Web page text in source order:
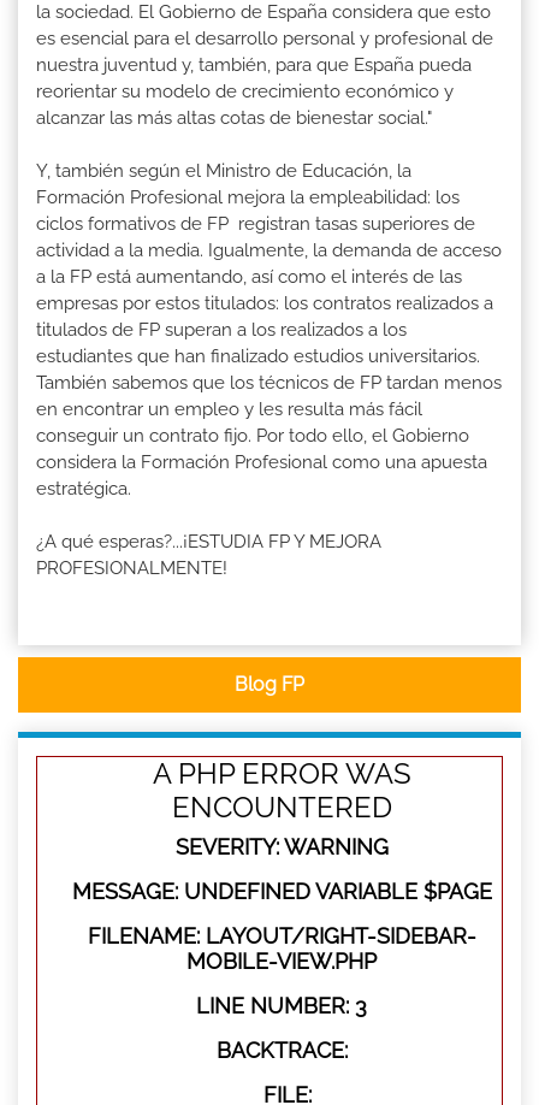
la sociedad. El Gobierno de España considera que esto
es esencial para el desarrollo personal y profesional de
nuestra juventud y, también, para que España pueda
reorientar su modelo de crecimiento económico y
alcanzar las más altas cotas de bienestar social."
Y, también según el Ministro de Educación, la
Formación Profesional mejora la empleabilidad: los
ciclos formativos de FP registran tasas superiores de
actividad a la media. Igualmente, la demanda de acceso
a la FP está aumentando, así como el interés de las
empresas por estos titulados: los contratos realizados a
titulados de FP superan a los realizados a los
estudiantes que han finalizado estudios universitarios.
También sabemos que los técnicos de FP tardan menos
en encontrar un empleo y les resulta más fácil
conseguir un contrato fijo. Por todo ello, el Gobierno
considera la Formación Profesional como una apuesta
estratégica.
¿A qué esperas?...¡ESTUDIA FP Y MEJORA
PROFESIONALMENTE!
Blog FP
A PHP ERROR WAS
ENCOUNTERED
SEVERITY: WARNING
MESSAGE: UNDEFINED VARIABLE $PAGE
FILENAME: LAYOUT/RIGHT-SIDEBAR-
MOBILE-VIEW.PHP
LINE NUMBER: 3
BACKTRACE:
FILE: